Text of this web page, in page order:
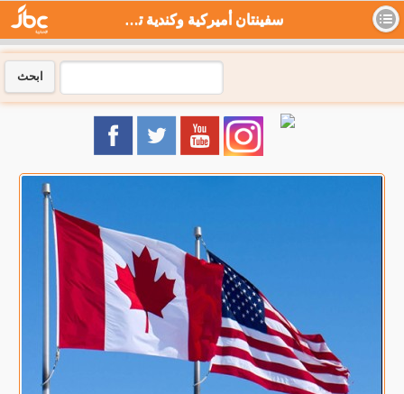
سفينتان أميركية وكندية تعبران مضيق تايوان - جي بي سي نيوز
ابحث